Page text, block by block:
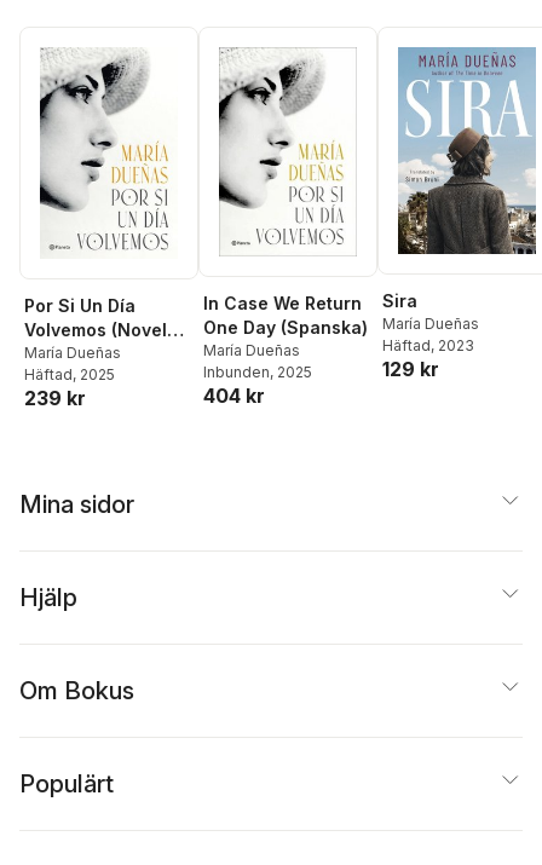
Por Si Un Día
Volvemos (Novela
Histórica) / If
Someday We Come
Back (a Historical
María Dueñas
Häftad, 2025
239 kr
In Case We Return
One Day (Spanska)
María Dueñas
Inbunden, 2025
404 kr
Sira
María Dueñas
Häftad, 2023
129 kr
Mina sidor
Hjälp
Om Bokus
Populärt